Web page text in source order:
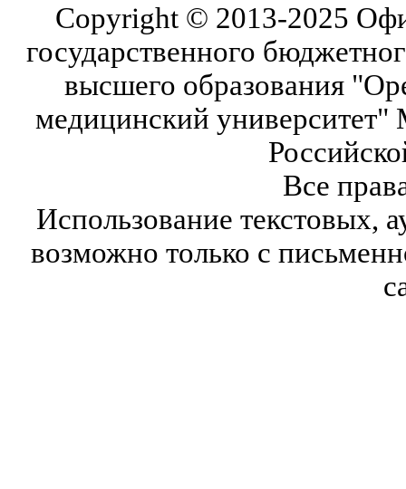
Copyright © 2013-2025
государственного
высшего образования
медицинский университет"
Все
Использование текстовых,
возможно только с